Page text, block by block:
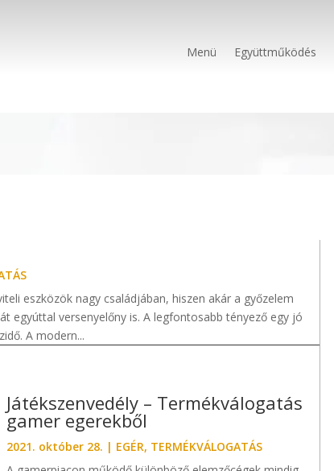
Menü Együttműködés
eszközök nagy családjában, hiszen akár a győzelem
egyúttal versenyelőny is. A legfontosabb tényező egy jó
A modern...
Játékszenvedély – Termékválogatás
gamer egerekből
2021. október 28. | EGÉR, TERMÉKVÁLOGATÁS